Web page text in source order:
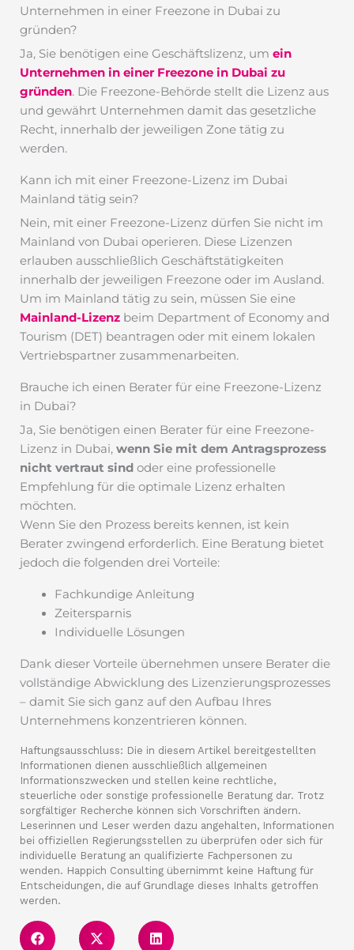
Unternehmen in einer Freezone in Dubai zu
gründen?
Ja, Sie benötigen eine Geschäftslizenz, um ein
Unternehmen in einer Freezone in Dubai zu
gründen. Die Freezone-Behörde stellt die Lizenz aus
und gewährt Unternehmen damit das gesetzliche
Recht, innerhalb der jeweiligen Zone tätig zu
werden.
Kann ich mit einer Freezone-Lizenz im Dubai
Mainland tätig sein?
Nein, mit einer Freezone-Lizenz dürfen Sie nicht im
Mainland von Dubai operieren. Diese Lizenzen
erlauben ausschließlich Geschäftstätigkeiten
innerhalb der jeweiligen Freezone oder im Ausland.
Um im Mainland tätig zu sein, müssen Sie eine
Mainland-Lizenz beim Department of Economy and
Tourism (DET) beantragen oder mit einem lokalen
Vertriebspartner zusammenarbeiten.
Brauche ich einen Berater für eine Freezone-Lizenz
in Dubai?
Ja, Sie benötigen einen Berater für eine Freezone-
Lizenz in Dubai, wenn Sie mit dem Antragsprozess
nicht vertraut sind oder eine professionelle
Empfehlung für die optimale Lizenz erhalten
möchten.
Wenn Sie den Prozess bereits kennen, ist kein
Berater zwingend erforderlich. Eine Beratung bietet
jedoch die folgenden drei Vorteile:
Fachkundige Anleitung
Zeitersparnis
Individuelle Lösungen
Dank dieser Vorteile übernehmen unsere Berater die
vollständige Abwicklung des Lizenzierungsprozesses
– damit Sie sich ganz auf den Aufbau Ihres
Unternehmens konzentrieren können.
Haftungsausschluss: Die in diesem Artikel bereitgestellten
Informationen dienen ausschließlich allgemeinen
Informationszwecken und stellen keine rechtliche,
steuerliche oder sonstige professionelle Beratung dar. Trotz
sorgfältiger Recherche können sich Vorschriften ändern.
Leserinnen und Leser werden dazu angehalten, Informationen
bei offiziellen Regierungsstellen zu überprüfen oder sich für
individuelle Beratung an qualifizierte Fachpersonen zu
wenden. Happich Consulting übernimmt keine Haftung für
Entscheidungen, die auf Grundlage dieses Inhalts getroffen
werden.